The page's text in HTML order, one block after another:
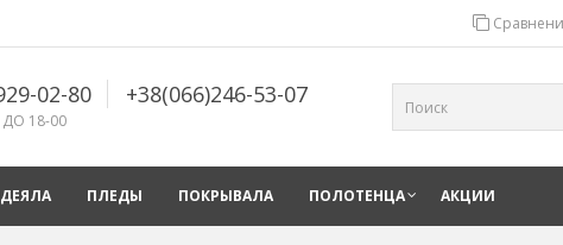
02-80 +38(066)246-53-07
18-00
ПЛЕДЫ ПОКРЫВАЛА ПОЛОТЕНЦА АКЦИИ